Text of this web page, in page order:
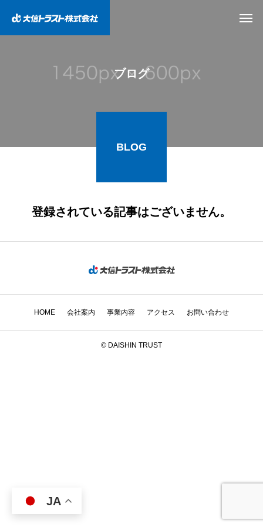
ブログ
BLOG
登録されている記事はございません。
HOME 会社案内 事業内容 アクセス お問い合わせ
© DAISHIN TRUST
JA